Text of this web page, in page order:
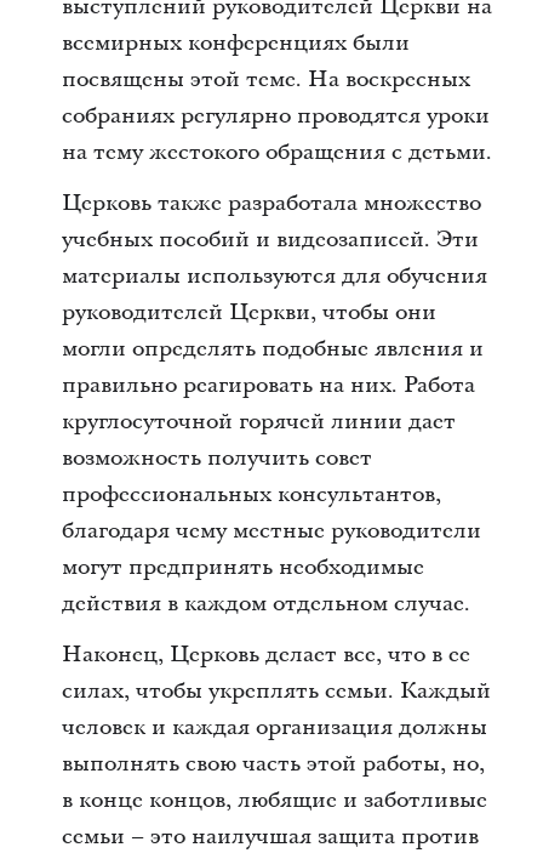
выступлений руководителей Церкви на
всемирных конференциях были
посвящены этой теме. На воскресных
собраниях регулярно проводятся уроки
на тему жестокого обращения с детьми.
Церковь также разработала множество
учебных пособий и видеозаписей. Эти
материалы используются для обучения
руководителей Церкви, чтобы они
могли определять подобные явления и
правильно реагировать на них. Работа
круглосуточной горячей линии дает
возможность получить совет
профессиональных консультантов,
благодаря чему местные руководители
могут предпринять необходимые
действия в каждом отдельном случае.
Наконец, Церковь делает все, что в ее
силах, чтобы укреплять семьи. Каждый
человек и каждая организация должны
выполнять свою часть этой работы, но,
в конце концов, любящие и заботливые
семьи – это наилучшая защита против